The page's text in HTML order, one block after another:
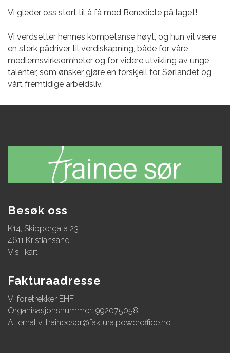
Vi gleder oss stort til å få med Benedicte på laget!
Vi verdsetter hennes kompetanse høyt, og hun vil være
en sterk pådriver til verdiskapning, både for våre
medlemsvirksomheter og for videre utvikling av unge
talenter, som ønsker gjøre en forskjell for Sørlandet og
vårt fremtidige arbeidsliv.
Besøk oss
K14, Skippergata 23
4611 Kristiansand
Vis i kart
Fakturaadresse
Vi foretrekker EHF
Organisasjonsnummer: 992075058
Alternativ: traineesor@faktura.poweroffice.no